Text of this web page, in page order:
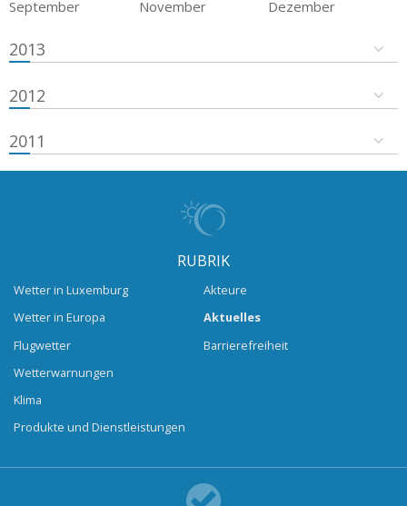
September
November Dezember
2013
2012
2011
RUBRIK
Wetter in Luxemburg
Wetter in Europa
Flugwetter
Wetterwarnungen
Klima
Produkte und Dienstleistungen
Akteure
Aktuelles
Barrierefreiheit